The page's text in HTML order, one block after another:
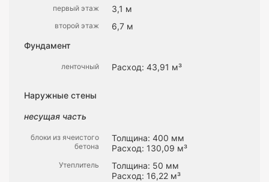
первый этаж 3,1 м
второй этаж
6,7 м
Фундамент
ленточный Расход: 43,91 м³
Наружные стены
несущая часть
блоки из ячеистого
бетона
Толщина: 400 мм
Расход: 130,09 м³
Утеплитель
Толщина: 50 мм
Расход: 16,22 м³